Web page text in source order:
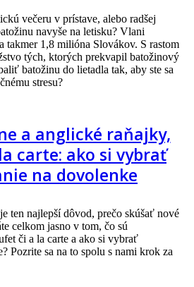
večeru v prístave, alebo radšej
navyše na letisku? Vlani
takmer 1,8 milióna Slovákov. S rastom
tých, ktorých prekvapil batožinový
batožinu do lietadla tak, aby ste sa
stresu?
a anglické raňajky,
carte: ako si vybrať
na dovolenke
ten najlepší dôvod, prečo skúšať nové
celkom jasno v tom, čo sú
či a la carte a ako si vybrať
Pozrite sa na to spolu s nami krok za